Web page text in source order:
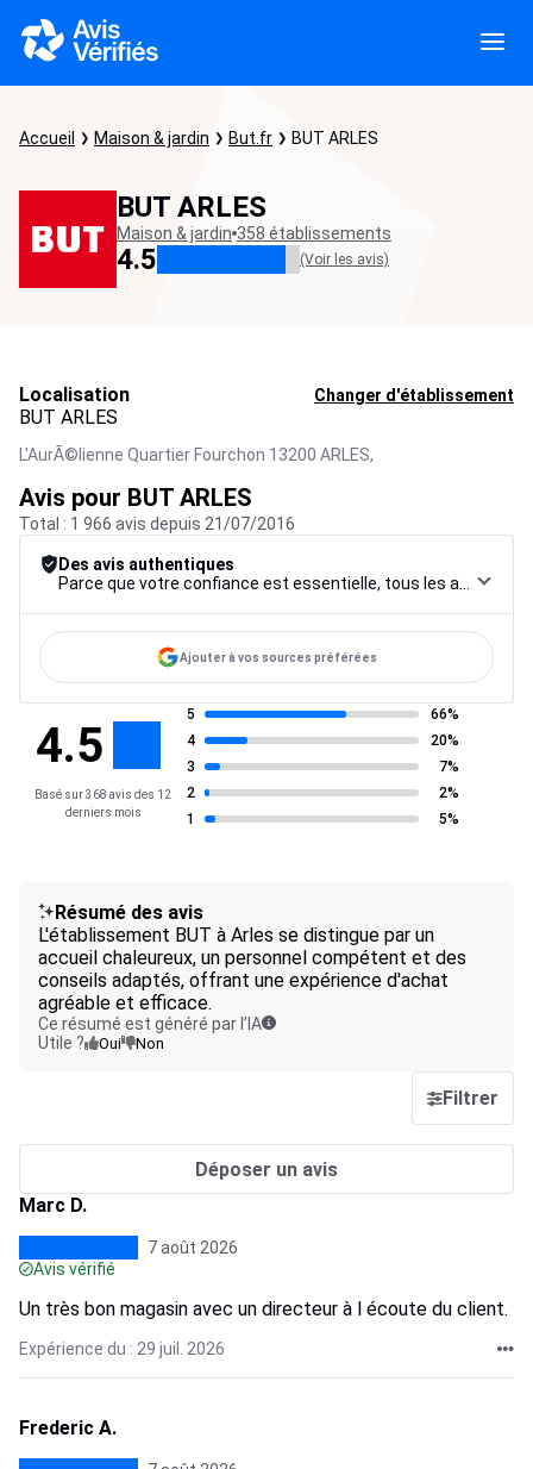
Accueil Maison & jardin But.fr BUT ARLES
BUT ARLES
Maison & jardin 358 établissements
4.5 (Voir les avis)
Localisation Changer d'établissement
BUT ARLES
L'AurÃ©lienne Quartier Fourchon 13200 ARLES,
Avis pour BUT ARLES
Total : 1 966 avis depuis 21/07/2016
Des avis authentiques
Ajouter à vos sources préférées
4.5
Basé sur 368 avis des 12
derniers mois
5
66%
4
20%
3
7%
2
2%
1
5%
Résumé des avis
L'établissement BUT à Arles se distingue par un
accueil chaleureux, un personnel compétent et des
conseils adaptés, offrant une expérience d'achat
agréable et efficace.
Ce résumé est généré par l’IA
Utile ?
Oui Non
Filtrer
Déposer un avis
Marc D.
7 août 2026
Avis vérifié
Un très bon magasin avec un directeur à l écoute du client.
Expérience du : 29 juil. 2026
Frederic A.